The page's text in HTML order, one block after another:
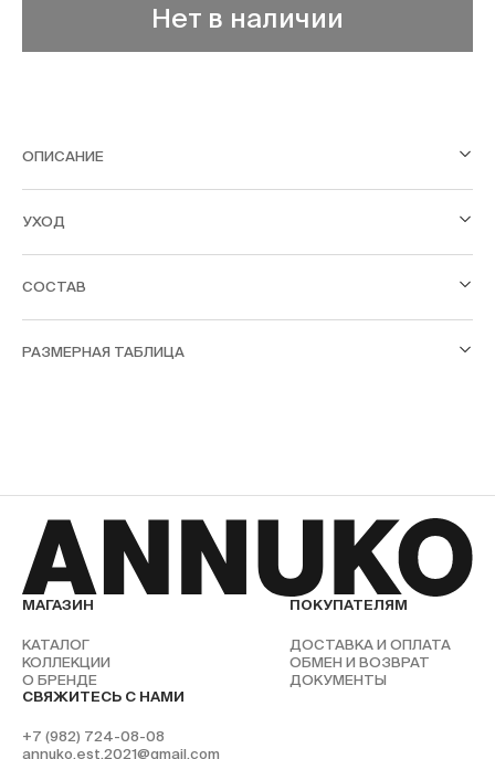
Нет в наличии
ОПИСАНИЕ
УХОД
СОСТАВ
РАЗМЕРНАЯ ТАБЛИЦА
МАГАЗИН
КАТАЛОГ
КОЛЛЕКЦИИ
О БРЕНДЕ
ПОКУПАТЕЛЯМ
ДОСТАВКА И ОПЛАТА
ОБМЕН И ВОЗВРАТ
ДОКУМЕНТЫ
СВЯЖИТЕСЬ С НАМИ
+7 (982) 724-08-08
annuko.est.2021@gmail.com